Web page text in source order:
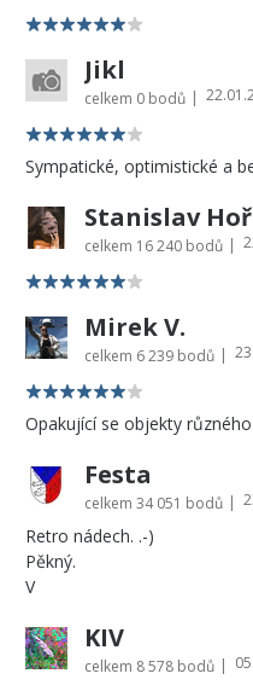
Jikl
celkem 0 bodů |
Sympatické, optimistické a
Stanislav
celkem 16 240 bodů |
Mirek V.
celkem 6 239 bodů |
Opakující se objekty
Festa
celkem 34 051 bodů |
Retro nádech. .-)
Pěkný.
V
KIV
celkem 8 578 bodů |